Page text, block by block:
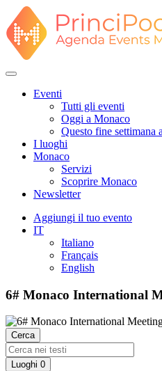
Eventi
Tutti gli eventi
Oggi a Monaco
Questo fine settimana
I luoghi
Monaco
Servizi
Scoprire Monaco
Newsletter
Aggiungi il tuo evento
IT
Italiano
Français
English
6# Monaco International
Cerca
Luoghi 0